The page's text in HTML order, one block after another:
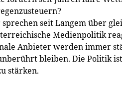
seit Langem über
Medienpolitik
Anbieter werden immer
bleiben. Die Politik
stärken.